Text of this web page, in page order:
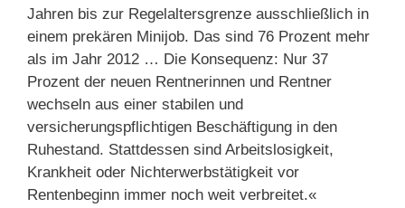
Jahren bis zur Regelaltersgrenze ausschließlich in
einem prekären Minijob. Das sind 76 Prozent mehr
als im Jahr 2012 … Die Konsequenz: Nur 37
Prozent der neuen Rentnerinnen und Rentner
wechseln aus einer stabilen und
versicherungspflichtigen Beschäftigung in den
Ruhestand. Stattdessen sind Arbeitslosigkeit,
Krankheit oder Nichterwerbstätigkeit vor
Rentenbeginn immer noch weit verbreitet.«